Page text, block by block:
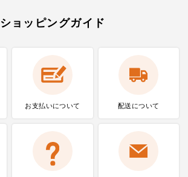
ショッピングガイド
お支払いについて 配送について